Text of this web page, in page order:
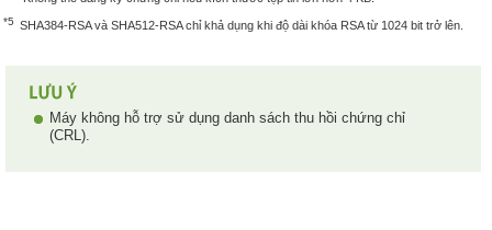
*5 SHA384-RSA và SHA512-RSA chỉ khả dụng khi độ dài khóa RSA từ 1024 bit trở lên.
Máy không hỗ trợ sử dụng danh sách thu hồi chứng chỉ
(CRL).